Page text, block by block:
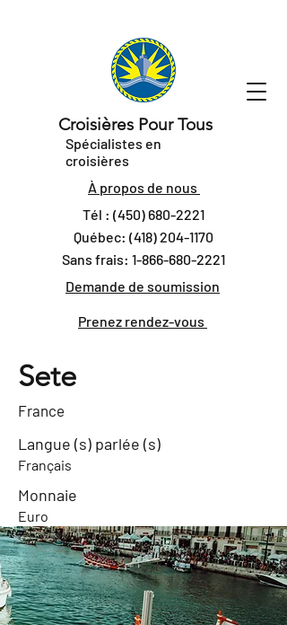
Croisières Pour Tous
Spécialistes en
croisières
À propos de nous
Tél : (450) 680-2221
Québec: (418) 204-1170
Sans frais: 1-866-680-2221
Demande de soumission
Prenez rendez-vous
Sete
France
Langue (s) parlée (s)
Français
Monnaie
Euro